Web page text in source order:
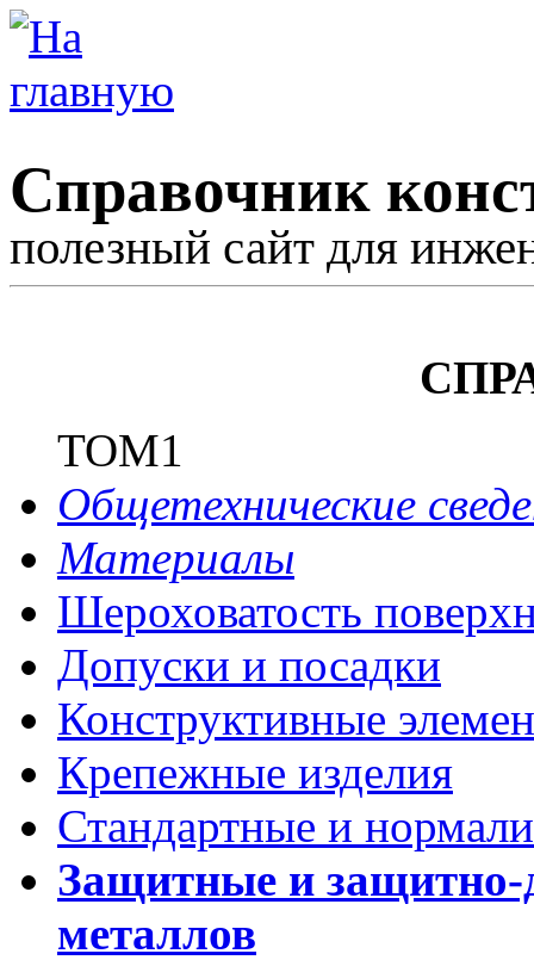
Справочник
полезный сайт для
ТОМ1
Общетехнические
Материалы
Шероховатость
Допуски и посадки
Конструктивные
Крепежные изделия
Стандартные и
Защитные и защитно-
металлов